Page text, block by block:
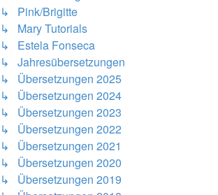
↳ Pink/Brigitte
↳ Mary Tutorials
↳ Estela Fonseca
↳ Jahresübersetzungen
↳ Übersetzungen 2025
↳ Übersetzungen 2024
↳ Übersetzungen 2023
↳ Übersetzungen 2022
↳ Übersetzungen 2021
↳ Übersetzungen 2020
↳ Übersetzungen 2019